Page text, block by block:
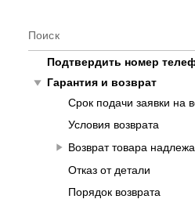
Поиск
Подтвердить номер
play_arrow Гарантия и возврат
Срок подачи заявки на
Условия возврата
play_arrow Возврат товара
Отказ от детали
Порядок возврата